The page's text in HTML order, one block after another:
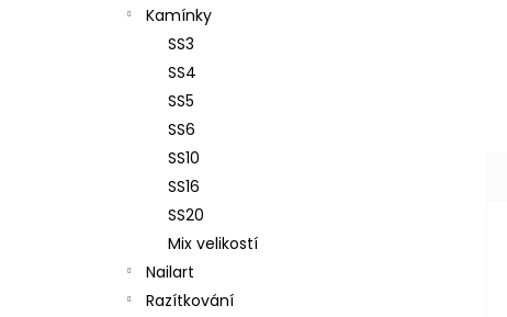
Kamínky
SS3
SS4
SS5
SS6
SS10
SS16
SS20
Mix velikostí
Nailart
Razítkování